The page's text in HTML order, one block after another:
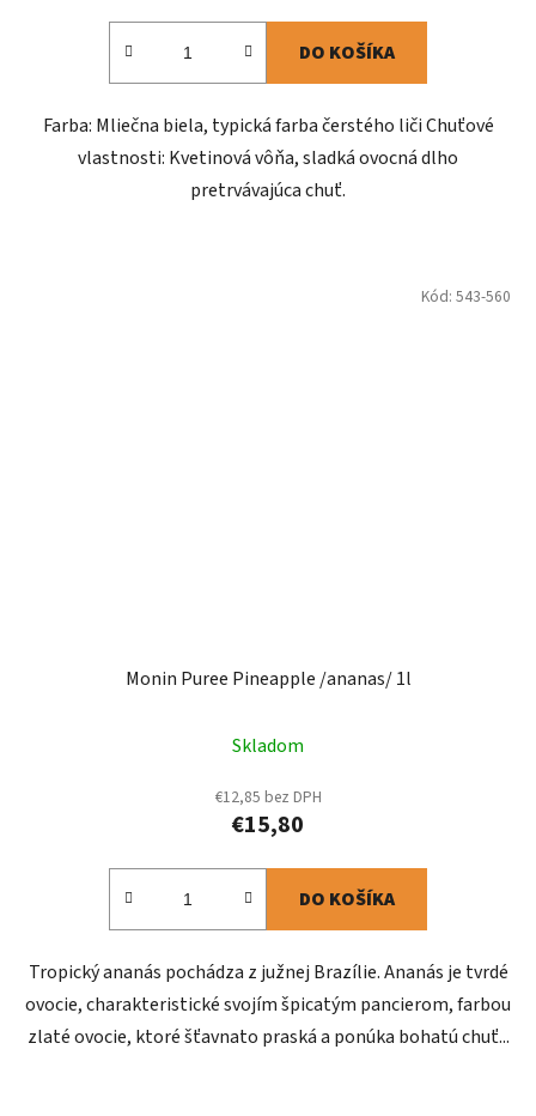
DO KOŠÍKA
Farba: Mliečna biela, typická farba čerstého liči Chuťové
vlastnosti: Kvetinová vôňa, sladká ovocná dlho
pretrvávajúca chuť.
Monin Puree Pineapple /ananas/ 1l
Skladom
€12,85 bez DPH
€15,80
DO KOŠÍKA
Tropický ananás pochádza z južnej Brazílie. Ananás je tvrdé
ovocie, charakteristické svojím špicatým pancierom, farbou
zlaté ovocie, ktoré šťavnato praská a ponúka bohatú chuť...
Kód: 543-560